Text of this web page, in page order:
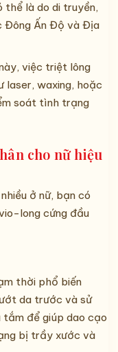
thể là do di truyền,
Đông Ấn Độ và Địa
việc triệt lông
laser, waxing, hoặc
soát tình trạng
cho nữ hiệu
ở nữ, bạn có
long cứng đầu
thời phổ biến
da trước và sử
tắm để giúp dao cạo
bị trầy xước và